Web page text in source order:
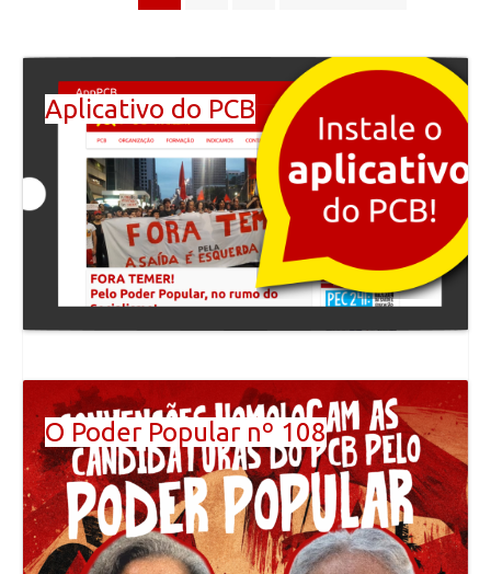
navigation
Aplicativo do PCB
O Poder Popular nº 108